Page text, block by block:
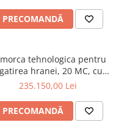
PRECOMANDĂ
tehnologica pentru
hranei, 20 MC, cu 2
snecuri, sistem vertical,
235.150,00 Lei
PRECOMANDĂ